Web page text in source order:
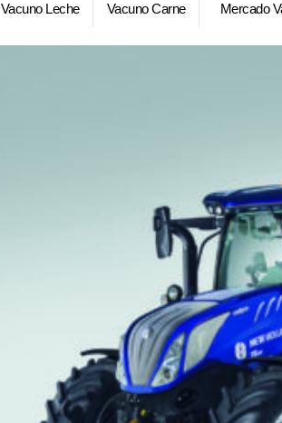
Vacuno Leche Vacuno Carne Mercado